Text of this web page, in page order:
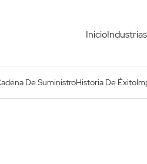
InicioIndustrias
De SuministroHistoria De Éxito